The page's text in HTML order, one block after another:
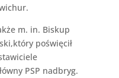
m. in. Biskup
poświęcił
PSP nadbryg.